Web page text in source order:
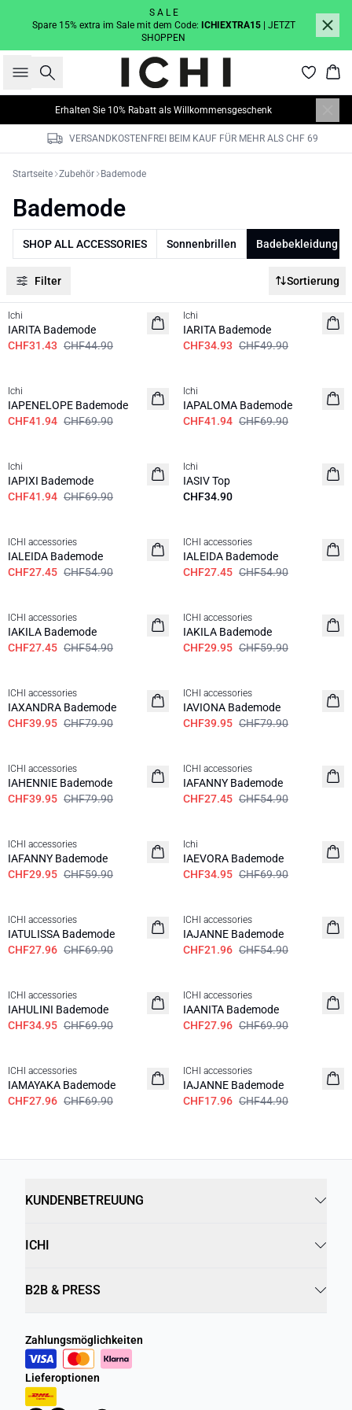
S A L E
Spare 15% extra im Sale mit dem Code: ICHIEXTRA15
| JETZT
SHOPPEN
Suche
Erhalten Sie 10% Rabatt als Willkommensgeschenk
VERSANDKOSTENFREI BEIM KAUF FÜR MEHR ALS CHF 69
Startseite Zubehör Bademode
Bademode
SHOP ALL ACCESSORIES Sonnenbrillen Badebekleidung
Filter Sortierung
SALE | 30%
Ichi
IARITA Bademode
CHF31.43 CHF44.90
Ichi
IARITA Bademode
CHF34.93 CHF49.90
Ichi
IAPENELOPE Bademode
CHF41.94 CHF69.90
Ichi
IAPALOMA Bademode
CHF41.94 CHF69.90
Ichi
IAPIXI Bademode
CHF41.94 CHF69.90
Ichi
IASIV Top
CHF34.90
ICHI accessories
IALEIDA Bademode
CHF27.45 CHF54.90
ICHI accessories
IALEIDA Bademode
CHF27.45 CHF54.90
ICHI accessories
IAKILA Bademode
CHF27.45 CHF54.90
ICHI accessories
IAKILA Bademode
CHF29.95 CHF59.90
ICHI accessories
IAXANDRA Bademode
CHF39.95 CHF79.90
ICHI accessories
IAVIONA Bademode
CHF39.95 CHF79.90
ICHI accessories
IAHENNIE Bademode
CHF39.95 CHF79.90
ICHI accessories
IAFANNY Bademode
CHF27.45 CHF54.90
ICHI accessories
IAFANNY Bademode
CHF29.95 CHF59.90
Ichi
IAEVORA Bademode
CHF34.95 CHF69.90
ICHI accessories
IATULISSA Bademode
CHF27.96 CHF69.90
ICHI accessories
IAJANNE Bademode
CHF21.96 CHF54.90
ICHI accessories
IAHULINI Bademode
CHF34.95 CHF69.90
ICHI accessories
IAANITA Bademode
CHF27.96 CHF69.90
ICHI accessories
IAMAYAKA Bademode
CHF27.96 CHF69.90
ICHI accessories
IAJANNE Bademode
CHF17.96 CHF44.90
KUNDENBETREUUNG
ICHI
B2B & PRESS
Zahlungsmöglichkeiten
Lieferoptionen